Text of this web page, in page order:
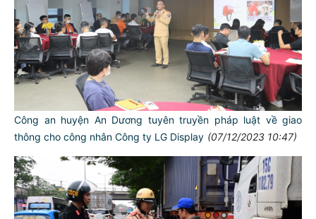
Công an huyện An Dương tuyên truyền pháp luật về giao
thông cho công nhân Công ty LG Display (07/12/2023 10:47)